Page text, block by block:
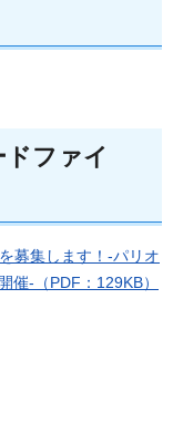
ファイ
募集します！-パリオ
催-（PDF：129KB）